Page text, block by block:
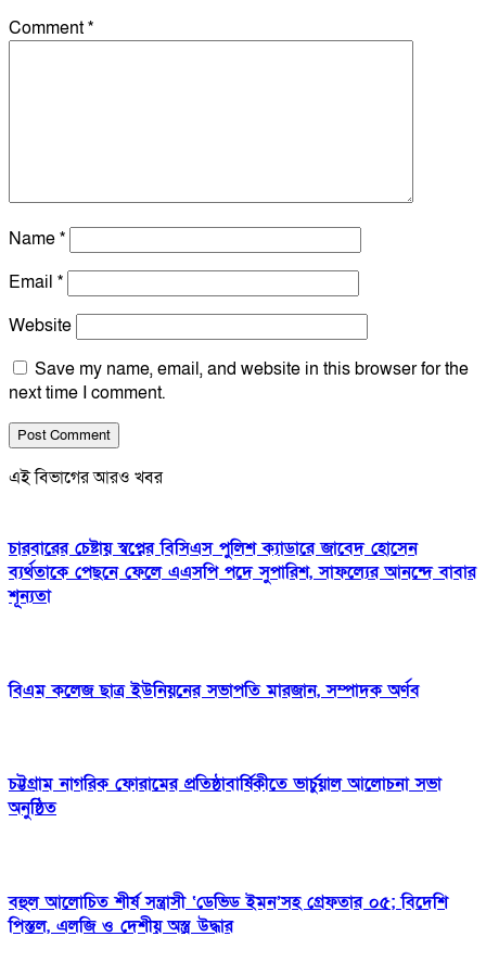
Comment*
Name*
Email *
Website
Save my name, email, and website in this browser for the
next time I comment.
এই বিভাগের আরও খবর
চারবারের চেষ্টায় স্বপ্নের বিসিএস পুলিশ ক্যাডারে জাবেদ হোসেন
ব্যর্থতাকে পেছনে ফেলে এএসপি পদে সুপারিশ, সাফল্যের আনন্দে বাবার
শূন্যতা
বিএম কলেজ ছাত্র ইউনিয়নের সভাপতি মারজান, সম্পাদক অর্ণব
চট্টগ্রাম নাগরিক ফোরামের প্রতিষ্ঠাবার্ষিকীতে ভার্চুয়াল আলোচনা সভা
অনুষ্ঠিত
বহুল আলোচিত শীর্ষ সন্ত্রাসী ‘ডেভিড ইমন’সহ গ্রেফতার ০৫; বিদেশি
পিস্তল, এলজি ও দেশীয় অস্ত্র উদ্ধার